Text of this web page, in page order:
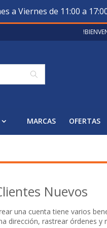
a Viernes de 11:00 a
MARCAS OFERTAS
Nuevos
una cuenta tiene varios
dirección, rastrear órdenes y